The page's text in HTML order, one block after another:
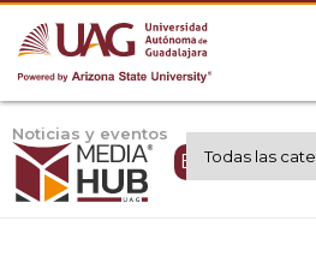
Noticias y eventos
Expertos UAG